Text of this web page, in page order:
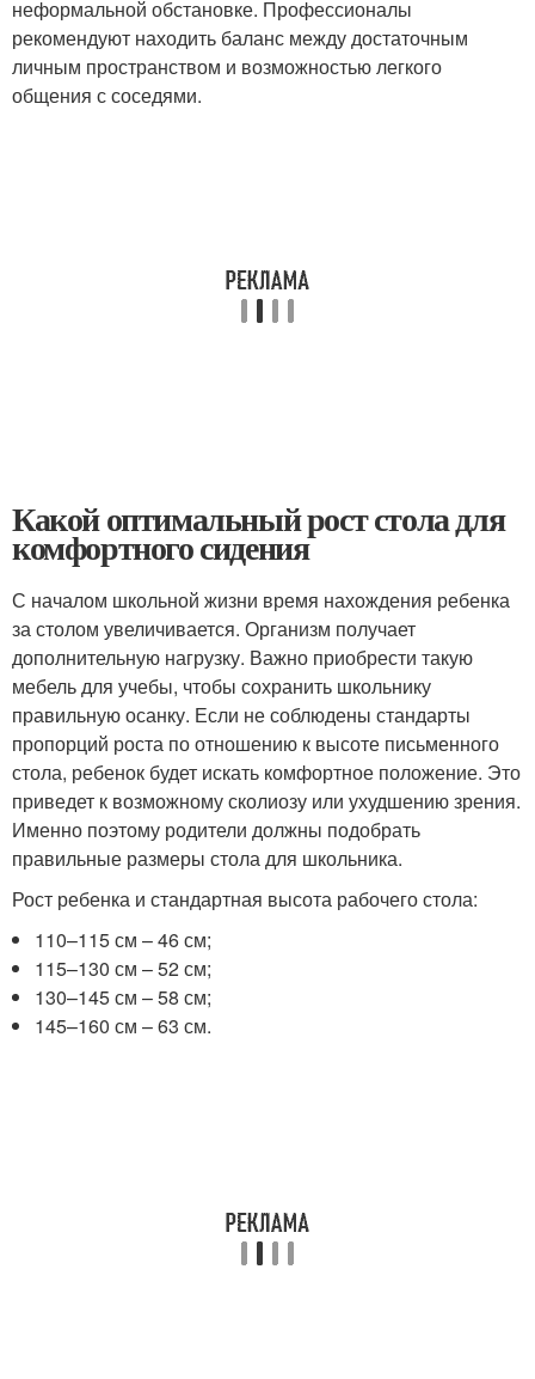
неформальной обстановке. Профессионалы
рекомендуют находить баланс между достаточным
личным пространством и возможностью легкого
общения с соседями.
Какой оптимальный рост стола для
комфортного сидения
С началом школьной жизни время нахождения ребенка
за столом увеличивается. Организм получает
дополнительную нагрузку. Важно приобрести такую
мебель для учебы, чтобы сохранить школьнику
правильную осанку. Если не соблюдены стандарты
пропорций роста по отношению к высоте письменного
стола, ребенок будет искать комфортное положение. Это
приведет к возможному сколиозу или ухудшению зрения.
Именно поэтому родители должны подобрать
правильные размеры стола для школьника.
Рост ребенка и стандартная высота рабочего стола:
110–115 см – 46 см;
115–130 см – 52 см;
130–145 см – 58 см;
145–160 см – 63 см.